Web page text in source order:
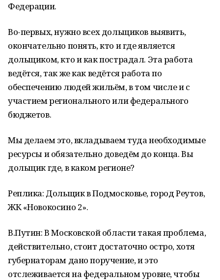
Федерации.
Во-первых, нужно всех дольщиков выявить,
окончательно понять, кто и где является
дольщиком, кто и как пострадал. Эта работа
ведётся, так же как ведётся работа по
обеспечению людей жильём, в том числе и с
участием регионального или федерального
бюджетов.
Мы делаем это, вкладываем туда необходимые
ресурсы и обязательно доведём до конца. Вы
дольщик где, в каком регионе?
Реплика: Дольщик в Подмосковье, город Реутов,
ЖК «Новокосино 2».
В.Путин: В Московской области такая проблема,
действительно, стоит достаточно остро, хотя
губернаторам дано поручение, и это
отслеживается на федеральном уровне, чтобы